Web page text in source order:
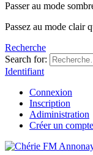
Passer au mode
Passez au mode clair
Recherche
Search for:
Identifiant
Connexion
Inscription
Adiministration
Créer un compte